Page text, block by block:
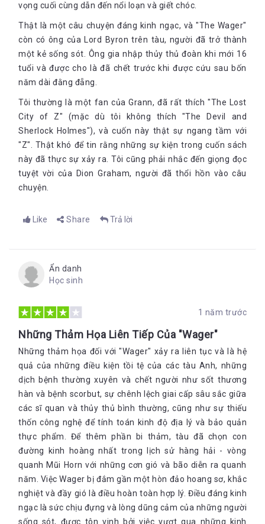
vọng cuối cùng dẫn đến nổi loạn và giết chóc.
Thật là một câu chuyện đáng kinh ngạc, và "The Wager"
còn có ông của Lord Byron trên tàu, người đã trở thành
một kẻ sống sót. Ông gia nhập thủy thủ đoàn khi mới 16
tuổi và được cho là đã chết trước khi được cứu sau bốn
năm dài đằng đẵng.
Tôi thường là một fan của Grann, đã rất thích "The Lost
City of Z" (mặc dù tôi không thích "The Devil and
Sherlock Holmes"), và cuốn này thật sự ngang tầm với
"Z". Thật khó để tin rằng những sự kiện trong cuốn sách
này đã thực sự xảy ra. Tôi cũng phải nhắc đến giọng đọc
tuyệt vời của Dion Graham, người đã thổi hồn vào câu
chuyện.
Like Share Trả lời
Ẩn danh
Học sinh
1 năm trước
Những Thảm Họa Liên Tiếp Của "Wager"
Những thảm họa đối với "Wager" xảy ra liên tục và là hệ
quả của những điều kiện tồi tệ của các tàu Anh, những
dịch bệnh thường xuyên và chết người như sốt thương
hàn và bệnh scorbut, sự chênh lệch giai cấp sâu sắc giữa
các sĩ quan và thủy thủ bình thường, cũng như sự thiếu
thốn công nghệ để tính toán kinh độ địa lý và bảo quản
thực phẩm. Để thêm phần bi thảm, tàu đã chọn con
đường kinh hoàng nhất trong lịch sử hàng hải - vòng
quanh Mũi Horn với những cơn gió và bão diễn ra quanh
năm. Việc Wager bị đắm gần một hòn đảo hoang sơ, khắc
nghiệt và đầy gió là điều hoàn toàn hợp lý. Điều đáng kinh
ngạc là sức chịu đựng và lòng dũng cảm của những người
sống sót, được tôn vinh bởi việc vượt qua những kinh